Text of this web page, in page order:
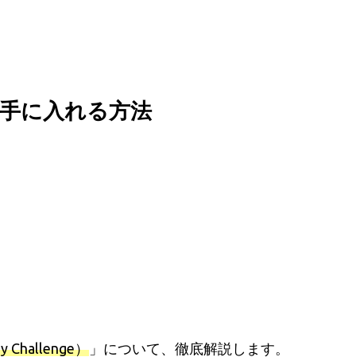
に入れる方法
Challenge） 」について、徹底解説します。